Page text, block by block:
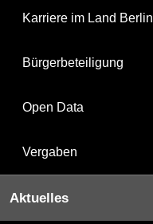
Karriere im Land Berlin
Bürgerbeteiligung
Open Data
Vergaben
Aktuelles